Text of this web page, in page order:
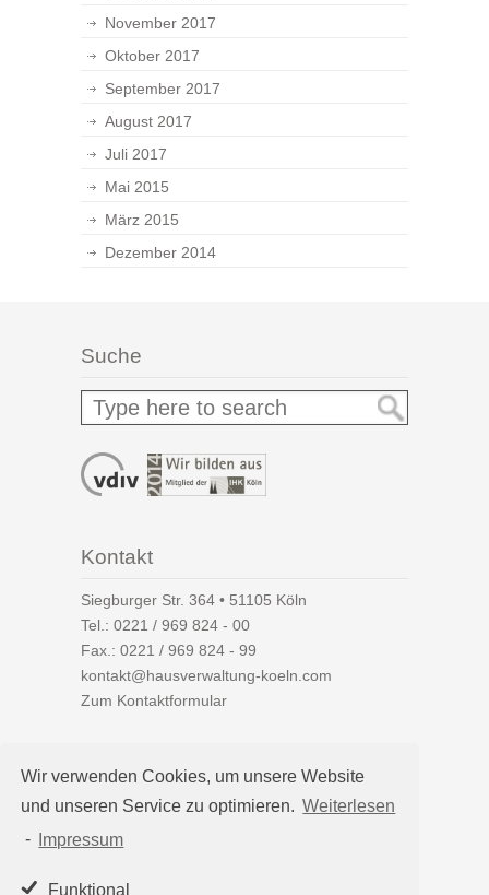
Wir verwenden Cookies, um unsere Website
und unseren Service zu optimieren. Weiterlesen
-
Impressum
Funktional
November 2017
Oktober 2017
September 2017
August 2017
Juli 2017
Mai 2015
März 2015
Dezember 2014
Suche
Kontakt
Siegburger Str. 364 • 51105 Köln
Tel.: 0221 / 969 824 - 00
Fax.: 0221 / 969 824 - 99
kontakt@hausverwaltung-koeln.com
Zum Kontaktformular
Auf einen Blick
Hausverwaltung Köln
Immobilienverwaltung Köln